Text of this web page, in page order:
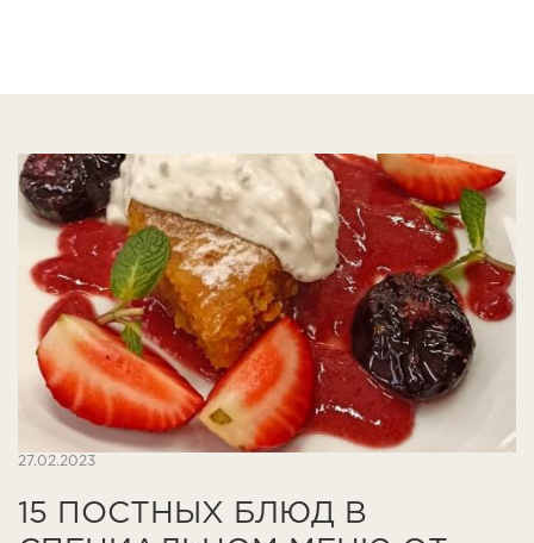
27.02.2023
15 ПОСТНЫХ БЛЮД В